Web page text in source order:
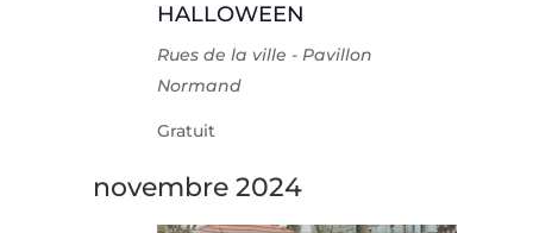
HALLOWEEN
Rues de la ville - Pavillon
Normand
Gratuit
novembre 2024